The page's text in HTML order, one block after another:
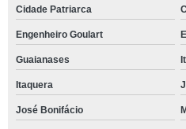
Cidade Patriarca
Engenheiro Goulart
Guaianases
Itaquera
José Bonifácio